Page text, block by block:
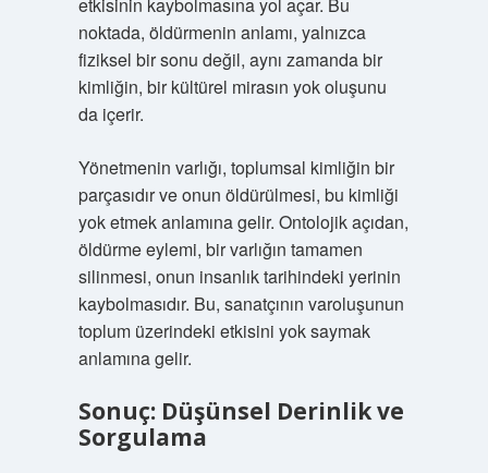
noktada, öldürmenin anlamı, yalnızca
fiziksel bir sonu değil, aynı zamanda bir
kimliğin, bir kültürel mirasın yok oluşunu
da içerir.
Yönetmenin varlığı, toplumsal kimliğin bir
parçasıdır ve onun öldürülmesi, bu kimliği
yok etmek anlamına gelir. Ontolojik açıdan,
öldürme eylemi, bir varlığın tamamen
silinmesi, onun insanlık tarihindeki yerinin
kaybolmasıdır. Bu, sanatçının varoluşunun
toplum üzerindeki etkisini yok saymak
anlamına gelir.
Sonuç: Düşünsel Derinlik ve
Sorgulama